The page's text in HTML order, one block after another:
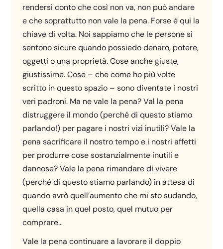
rendersi conto che così non va, non può andare
e che soprattutto non vale la pena. Forse è qui la
chiave di volta. Noi sappiamo che le persone si
sentono sicure quando possiedo denaro, potere,
oggetti o una proprietà. Cose anche giuste,
giustissime. Cose – che come ho più volte
scritto in questo spazio – sono diventate i nostri
veri padroni. Ma ne vale la pena? Val la pena
distruggere il mondo (perché di questo stiamo
parlando!) per pagare i nostri vizi inutili? Vale la
pena sacrificare il nostro tempo e i nostri affetti
per produrre cose sostanzialmente inutili e
dannose? Vale la pena rimandare di vivere
(perché di questo stiamo parlando) in attesa di
quando avrò quell’aumento che mi sto sudando,
quella casa in quel posto, quel mutuo per
comprare…
Vale la pena continuare a lavorare il doppio